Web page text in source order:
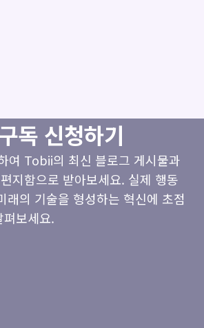
독 신청하기
여 Tobii의 최신 블로그 게시물과
지함으로 받아보세요. 실제 행동
래의 기술을 형성하는 혁신에 초점
보세요.